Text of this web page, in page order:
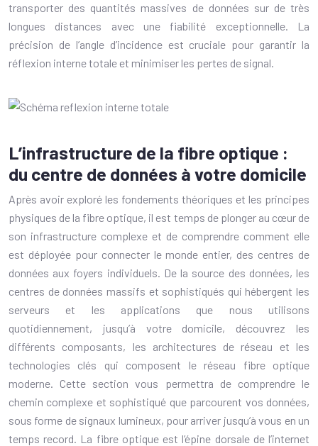
transporter des quantités massives de données sur de très
longues distances avec une fiabilité exceptionnelle. La
précision de l’angle d’incidence est cruciale pour garantir la
réflexion interne totale et minimiser les pertes de signal.
L’infrastructure de la fibre optique :
du centre de données à votre domicile
Après avoir exploré les fondements théoriques et les principes
physiques de la fibre optique, il est temps de plonger au cœur de
son infrastructure complexe et de comprendre comment elle
est déployée pour connecter le monde entier, des centres de
données aux foyers individuels. De la source des données, les
centres de données massifs et sophistiqués qui hébergent les
serveurs et les applications que nous utilisons
quotidiennement, jusqu’à votre domicile, découvrez les
différents composants, les architectures de réseau et les
technologies clés qui composent le réseau fibre optique
moderne. Cette section vous permettra de comprendre le
chemin complexe et sophistiqué que parcourent vos données,
sous forme de signaux lumineux, pour arriver jusqu’à vous en un
temps record. La fibre optique est l’épine dorsale de l’internet